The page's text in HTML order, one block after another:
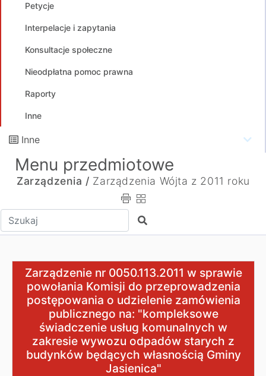
Petycje
Interpelacje i zapytania
Konsultacje społeczne
Nieodpłatna pomoc prawna
Raporty
Inne
Inne
Menu przedmiotowe
Zarządzenia / Zarządzenia Wójta z 2011 roku
Wpisz tekst do wyszukania Szukaj
Zarządzenie nr 0050.113.2011 w sprawie powołania
Zarządzenie nr 0050.113.2011 w sprawie
powołania Komisji do przeprowadzenia
postępowania o udzielenie zamówienia
publicznego na: "kompleksowe
świadczenie usług komunalnych w
zakresie wywozu odpadów starych z
budynków będących własnością Gminy
Jasienica"